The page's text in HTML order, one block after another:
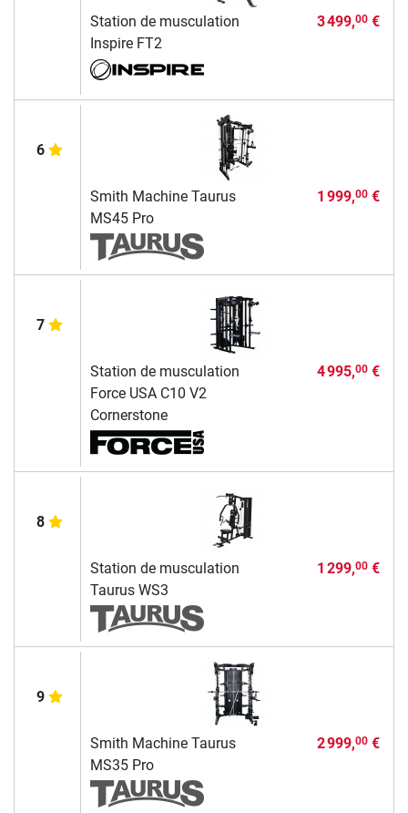
Station de musculation
Inspire FT2
3 499,00€
6
Smith Machine Taurus
MS45 Pro
1 999,00€
7
Station de musculation
Force USA C10 V2
Cornerstone
4 995,00€
8
Station de musculation
Taurus WS3
1 299,00€
9
Smith Machine Taurus
MS35 Pro
2 999,00€